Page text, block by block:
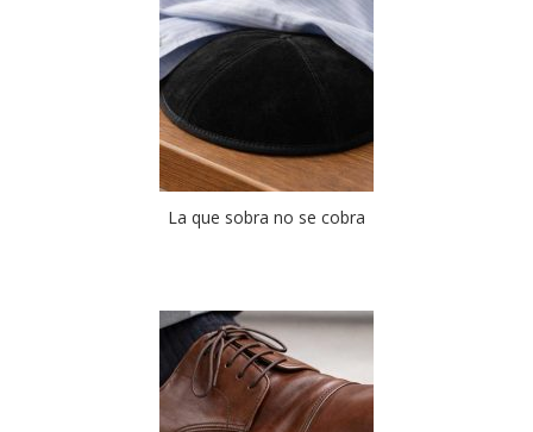
La que sobra no se cobra